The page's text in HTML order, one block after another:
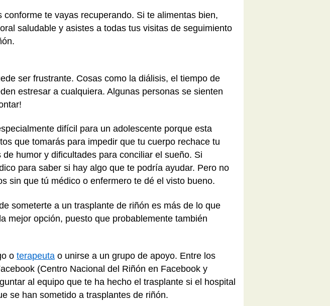
te vayas recuperando. Si te alimentas bien,
saludable y asistes a todas tus visitas de seguimiento
ser frustrante. Cosas como la diálisis, el tiempo de
estresar a cualquiera. Algunas personas se sienten
difícil para un adolescente porque esta
que tomarás para impedir que tu cuerpo rechace tu
humor y dificultades para conciliar el sueño. Si
para saber si hay algo que te podría ayudar. Pero no
sin que tú médico o enfermero te dé el visto bueno.
someterte a un trasplante de riñón es más de lo que
mejor opción, puesto que probablemente también
o terapeuta o unirse a un grupo de apoyo. Entre los
(Centro Nacional del Riñón en Facebook y
al equipo que te ha hecho el trasplante si el hospital
se han sometido a trasplantes de riñón.